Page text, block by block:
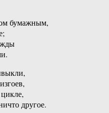
бумажным,
другое.